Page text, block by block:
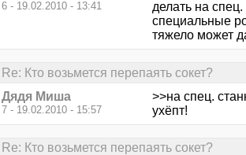
6 - 19.02.2010 - 13:41
делать на
специальные
тяжело может
Re: Кто возьмется перепаять сокет?
Дядя Миша
7 - 19.02.2010 - 15:57
>>на спец.
ухёпт!
Re: Кто возьмется перепаять сокет?